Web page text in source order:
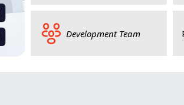
Development Team